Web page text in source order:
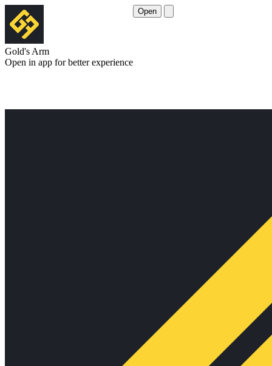
Gold's Arm
Open in app for better experience
Open